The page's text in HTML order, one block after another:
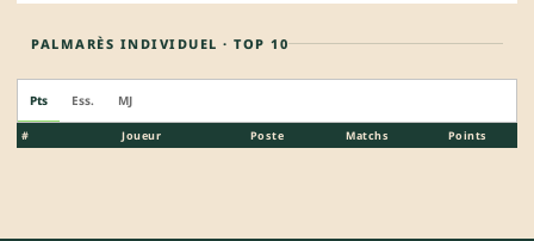
PALMARÈS INDIVIDUEL · TOP 10
Pts Ess. MJ
# Joueur Poste Matchs Points